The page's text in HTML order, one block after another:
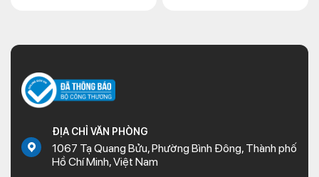
ĐỊA CHỈ VĂN PHÒNG
1067 Tạ Quang Bửu, Phường Bình Đông, Thành phố
Hồ Chí Minh, Việt Nam